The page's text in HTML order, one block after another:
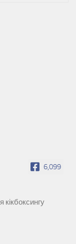
6,099
кікбоксингу